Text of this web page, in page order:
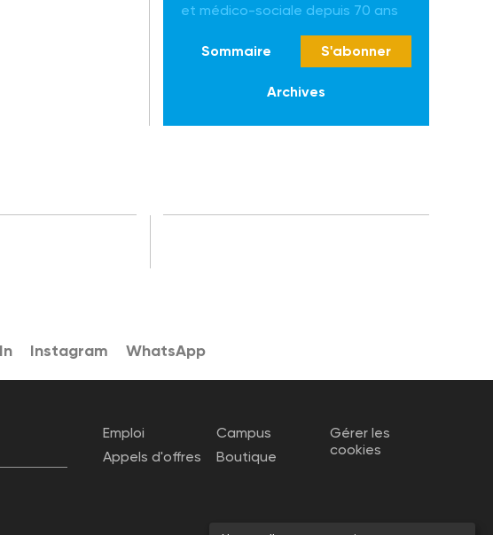
et médico-sociale depuis 70 ans
Sommaire S'abonner
Archives
Instagram WhatsApp
Emploi
Appels d'offres
Campus
Boutique
Gérer les
cookies